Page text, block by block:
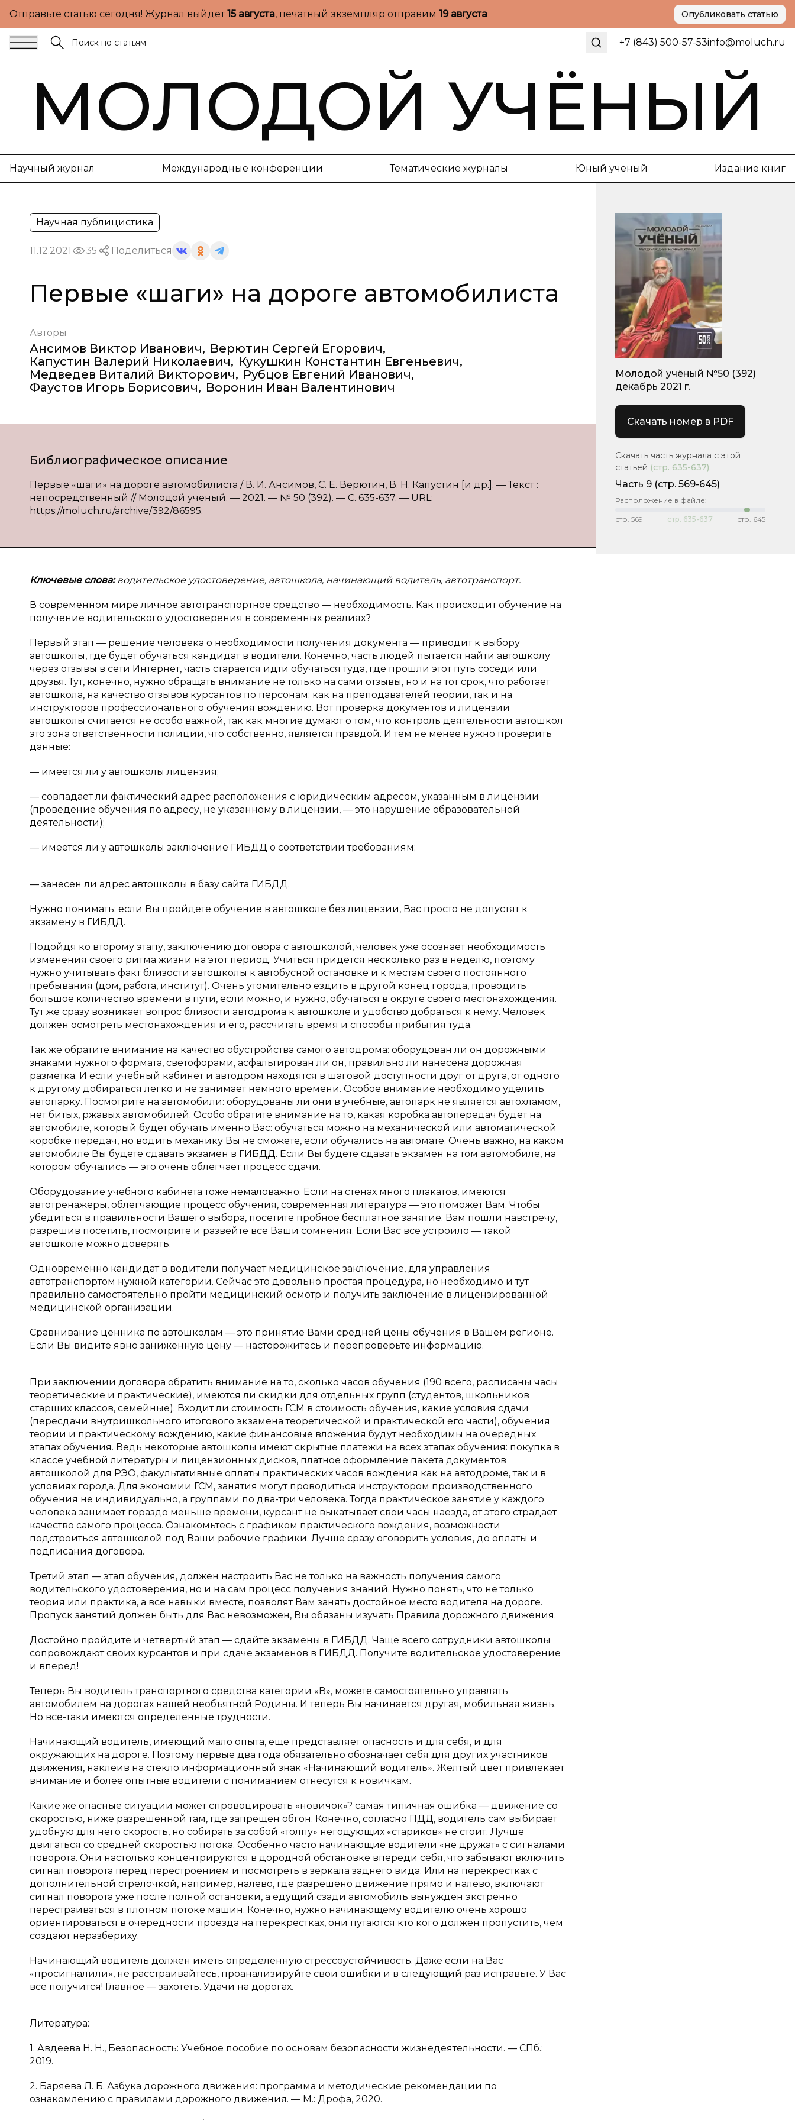
Отправьте статью сегодня! Журнал выйдет15 августа, печатный экземпляр отправим 19 августа Опубликовать статью
+7 (843) 500-57-53info@moluch.ru
МОЛОДОЙ УЧЁНЫЙ
Научный журнал Международные конференции Тематические журналы Юный ученый Издание книг
Научная публицистика
11.12.2021 35 Поделиться
Первые «шаги» на дороге автомобилиста
Авторы
Ансимов Виктор Иванович, Верютин Сергей Егорович,
Капустин Валерий Николаевич, Кукушкин Константин Евгеньевич,
Медведев Виталий Викторович, Рубцов Евгений Иванович,
Фаустов Игорь Борисович, Воронин Иван Валентинович
Библиографическое описание
Первые «шаги» на дороге автомобилиста / В. И. Ансимов, С. Е. Верютин, В. Н. Капустин [и др.]. — Текст :
непосредственный // Молодой ученый. — 2021. — № 50 (392). — С. 635-637. — URL:
https://moluch.ru/archive/392/86595.
Ключевые слова:водительское удостоверение, автошкола, начинающий водитель, автотранспорт.
В современном мире личное автотранспортное средство — необходимость. Как происходит обучение на
получение водительского удостоверения в современных реалиях?
Первый этап — решение человека о необходимости получения документа — приводит к выбору
автошколы, где будет обучаться кандидат в водители. Конечно, часть людей пытается найти автошколу
через отзывы в сети Интернет, часть старается идти обучаться туда, где прошли этот путь соседи или
друзья. Тут, конечно, нужно обращать внимание не только на сами отзывы, но и на тот срок, что работает
автошкола, на качество отзывов курсантов по персонам: как на преподавателей теории, так и на
инструкторов профессионального обучения вождению. Вот проверка документов и лицензии
автошколы считается не особо важной, так как многие думают о том, что контроль деятельности автошкол
это зона ответственности полиции, что собственно, является правдой. И тем не менее нужно проверить
данные:
— имеется ли у автошколы лицензия;
— совпадает ли фактический адрес расположения с юридическим адресом, указанным в лицензии
(проведение обучения по адресу, не указанному в лицензии, — это нарушение образовательной
деятельности);
— имеется ли у автошколы заключение ГИБДД о соответствии требованиям;
— занесен ли адрес автошколы в базу сайта ГИБДД.
Нужно понимать: если Вы пройдете обучение в автошколе без лицензии, Вас просто не допустят к
экзамену в ГИБДД.
Подойдя ко второму этапу, заключению договора с автошколой, человек уже осознает необходимость
изменения своего ритма жизни на этот период. Учиться придется несколько раз в неделю, поэтому
нужно учитывать факт близости автошколы к автобусной остановке и к местам своего постоянного
пребывания (дом, работа, институт). Очень утомительно ездить в другой конец города, проводить
большое количество времени в пути, если можно, и нужно, обучаться в округе своего местонахождения.
Тут же сразу возникает вопрос близости автодрома к автошколе и удобство добраться к нему. Человек
должен осмотреть местонахождения и его, рассчитать время и способы прибытия туда.
Так же обратите внимание на качество обустройства самого автодрома: оборудован ли он дорожными
знаками нужного формата, светофорами, асфальтирован ли он, правильно ли нанесена дорожная
разметка. И если учебный кабинет и автодром находятся в шаговой доступности друг от друга, от одного
к другому добираться легко и не занимает немного времени. Особое внимание необходимо уделить
автопарку. Посмотрите на автомобили: оборудованы ли они в учебные, автопарк не является автохламом,
нет битых, ржавых автомобилей. Особо обратите внимание на то, какая коробка автопередач будет на
автомобиле, который будет обучать именно Вас: обучаться можно на механической или автоматической
коробке передач, но водить механику Вы не сможете, если обучались на автомате. Очень важно, на каком
автомобиле Вы будете сдавать экзамен в ГИБДД. Если Вы будете сдавать экзамен на том автомобиле, на
котором обучались — это очень облегчает процесс сдачи.
Оборудование учебного кабинета тоже немаловажно. Если на стенах много плакатов, имеются
автотренажеры, облегчающие процесс обучения, современная литература — это поможет Вам. Чтобы
убедиться в правильности Вашего выбора, посетите пробное бесплатное занятие. Вам пошли навстречу,
разрешив посетить, посмотрите и развейте все Ваши сомнения. Если Вас все устроило — такой
автошколе можно доверять.
Одновременно кандидат в водители получает медицинское заключение, для управления
автотранспортом нужной категории. Сейчас это довольно простая процедура, но необходимо и тут
правильно самостоятельно пройти медицинский осмотр и получить заключение в лицензированной
медицинской организации.
Сравнивание ценника по автошколам — это принятие Вами средней цены обучения в Вашем регионе.
Если Вы видите явно заниженную цену — насторожитесь и перепроверьте информацию.
При заключении договора обратить внимание на то, сколько часов обучения (190 всего, расписаны часы
теоретические и практические), имеются ли скидки для отдельных групп (студентов, школьников
старших классов, семейные). Входит ли стоимость ГСМ в стоимость обучения, какие условия сдачи
(пересдачи внутришкольного итогового экзамена теоретической и практической его части), обучения
теории и практическому вождению, какие финансовые вложения будут необходимы на очередных
этапах обучения. Ведь некоторые автошколы имеют скрытые платежи на всех этапах обучения: покупка в
классе учебной литературы и лицензионных дисков, платное оформление пакета документов
автошколой для РЭО, факультативные оплаты практических часов вождения как на автодроме, так и в
условиях города. Для экономии ГСМ, занятия могут проводиться инструктором производственного
обучения не индивидуально, а группами по два-три человека. Тогда практическое занятие у каждого
человека занимает гораздо меньше времени, курсант не выкатывает свои часы наезда, от этого страдает
качество самого процесса. Ознакомьтесь с графиком практического вождения, возможности
подстроиться автошколой под Ваши рабочие графики. Лучше сразу оговорить условия, до оплаты и
подписания договора.
Третий этап — этап обучения, должен настроить Вас не только на важность получения самого
водительского удостоверения, но и на сам процесс получения знаний. Нужно понять, что не только
теория или практика, а все навыки вместе, позволят Вам занять достойное место водителя на дороге.
Пропуск занятий должен быть для Вас невозможен, Вы обязаны изучать Правила дорожного движения.
Достойно пройдите и четвертый этап — сдайте экзамены в ГИБДД. Чаще всего сотрудники автошколы
сопровождают своих курсантов и при сдаче экзаменов в ГИБДД. Получите водительское удостоверение
и вперед!
Теперь Вы водитель транспортного средства категории «В», можете самостоятельно управлять
автомобилем на дорогах нашей необъятной Родины. И теперь Вы начинается другая, мобильная жизнь.
Но все-таки имеются определенные трудности.
Начинающий водитель, имеющий мало опыта, еще представляет опасность и для себя, и для
окружающих на дороге. Поэтому первые два года обязательно обозначает себя для других участников
движения, наклеив на стекло информационный знак «Начинающий водитель». Желтый цвет привлекает
внимание и более опытные водители с пониманием отнесутся к новичкам.
Какие же опасные ситуации может спровоцировать «новичок»? самая типичная ошибка — движение со
скоростью, ниже разрешенной там, где запрещен обгон. Конечно, согласно ПДД, водитель сам выбирает
удобную для него скорость, но собирать за собой «толпу» негодующих «стариков» не стоит. Лучше
двигаться со средней скоростью потока. Особенно часто начинающие водители «не дружат» с сигналами
поворота. Они настолько концентрируются в дородной обстановке впереди себя, что забывают включить
сигнал поворота перед перестроением и посмотреть в зеркала заднего вида. Или на перекрестках с
дополнительной стрелочкой, например, налево, где разрешено движение прямо и налево, включают
сигнал поворота уже после полной остановки, а едущий сзади автомобиль вынужден экстренно
перестраиваться в плотном потоке машин. Конечно, нужно начинающему водителю очень хорошо
ориентироваться в очередности проезда на перекрестках, они путаются кто кого должен пропустить, чем
создают неразбериху.
Начинающий водитель должен иметь определенную стрессоустойчивость. Даже если на Вас
«просигналили», не расстраивайтесь, проанализируйте свои ошибки и в следующий раз исправьте. У Вас
все получится! Главное — захотеть. Удачи на дорогах.
Литература:
1. Авдеева Н. Н., Безопасность: Учебное пособие по основам безопасности жизнедеятельности. — СПб.:
2019.
2. Баряева Л. Б. Азбука дорожного движения: программа и методические рекомендации по
ознакомлению с правилами дорожного движения. — М.: Дрофа, 2020.
Молодой учёный №50 (392)
декабрь 2021 г.
Скачать номер в PDF
Скачать часть журнала с этой
статьей (стр. 635-637):
Часть 9 (стр. 569-645)
Расположение в файле:
стр. 569 стр. 635-637 стр. 645